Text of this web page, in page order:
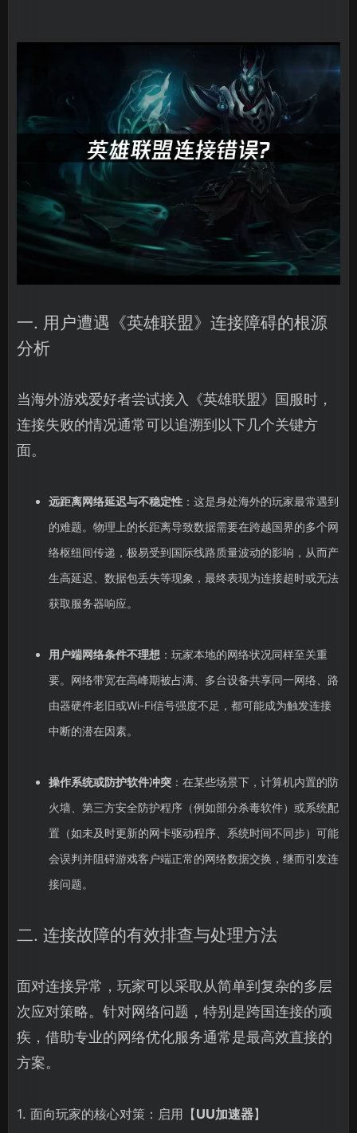
一. 用户遭遇《英雄联盟》连接障碍的根源
分析
当海外游戏爱好者尝试接入《英雄联盟》国服时，
连接失败的情况通常可以追溯到以下几个关键方
面。
远距离网络延迟与不稳定性：这是身处海外的玩家最常遇到
的难题。物理上的长距离导致数据需要在跨越国界的多个网
络枢纽间传递，极易受到国际线路质量波动的影响，从而产
生高延迟、数据包丢失等现象，最终表现为连接超时或无法
获取服务器响应。
用户端网络条件不理想：玩家本地的网络状况同样至关重
要。网络带宽在高峰期被占满、多台设备共享同一网络、路
由器硬件老旧或Wi-Fi信号强度不足，都可能成为触发连接
中断的潜在因素。
操作系统或防护软件冲突：在某些场景下，计算机内置的防
火墙、第三方安全防护程序（例如部分杀毒软件）或系统配
置（如未及时更新的网卡驱动程序、系统时间不同步）可能
会误判并阻碍游戏客户端正常的网络数据交换，继而引发连
接问题。
二. 连接故障的有效排查与处理方法
面对连接异常，玩家可以采取从简单到复杂的多层
次应对策略。针对网络问题，特别是跨国连接的顽
疾，借助专业的网络优化服务通常是最高效直接的
方案。
1. 面向玩家的核心对策：启用【UU加速器】